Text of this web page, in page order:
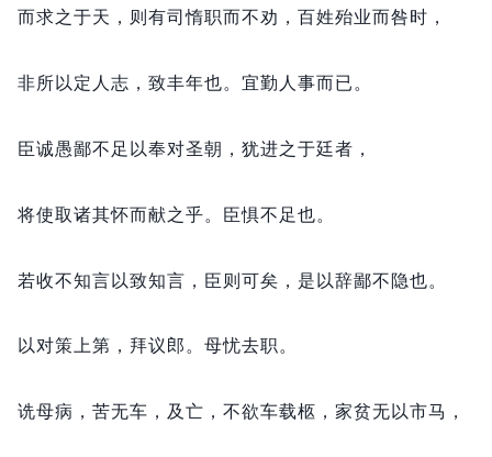
而求之于天， 则有司惰职而不劝， 百姓殆业而咎时，
非所以定人志， 致丰年也。 宜勤人事而已。
臣诚愚鄙不足以奉对圣朝， 犹进之于廷者，
将使取诸其怀而献之乎。 臣惧不足也。
若收不知言以致知言， 臣则可矣， 是以辞鄙不隐也。
以对策上第， 拜议郎。 母忧去职。
诜母病， 苦无车， 及亡， 不欲车载柩， 家贫无以市马，